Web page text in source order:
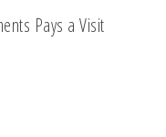
Pays a Visit